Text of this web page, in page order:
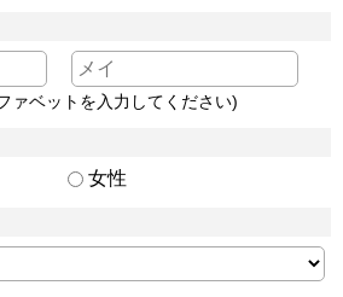
ァベットを入力してください)
女性